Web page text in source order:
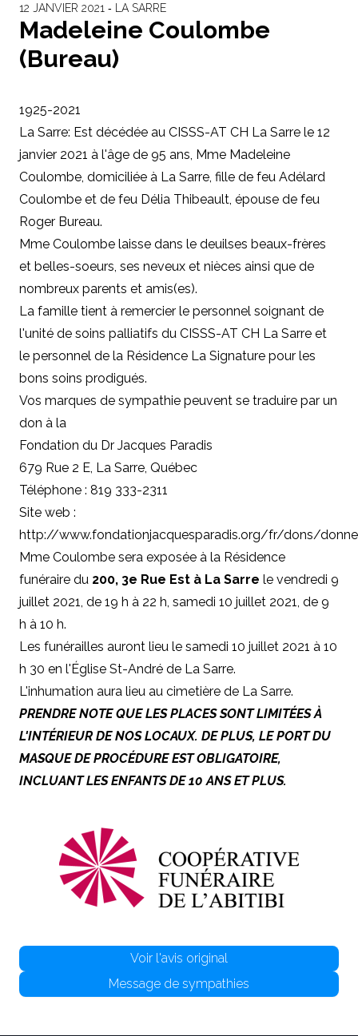
12 JANVIER 2021 ‐ LA SARRE
Madeleine Coulombe
(Bureau)
1925-2021
La Sarre: Est décédée au CISSS-AT CH La Sarre le 12
janvier 2021 à l'âge de 95 ans, Mme Madeleine
Coulombe, domiciliée à La Sarre, fille de feu Adélard
Coulombe et de feu Délia Thibeault, épouse de feu
Roger Bureau.
Mme Coulombe laisse dans le deuilses beaux-frères
et belles-soeurs, ses neveux et nièces ainsi que de
nombreux parents et amis(es).
La famille tient à remercier le personnel soignant de
l'unité de soins palliatifs du CISSS-AT CH La Sarre et
le personnel de la Résidence La Signature pour les
bons soins prodigués.
Vos marques de sympathie peuvent se traduire par un
don à la
Fondation du Dr Jacques Paradis
679 Rue 2 E, La Sarre, Québec
Téléphone : 819 333-2311
Site web :
http://www.fondationjacquesparadis.org/fr/dons/
Mme Coulombe sera exposée à la Résidence
funéraire du 200, 3e Rue Est à La Sarre le vendredi 9
juillet 2021, de 19 h à 22 h, samedi 10 juillet 2021, de 9
h à 10 h.
Les funérailles auront lieu le samedi 10 juillet 2021 à 10
h 30 en l'Église St-André de La Sarre.
L'inhumation aura lieu au cimetière de La Sarre.
PRENDRE NOTE QUE LES PLACES SONT LIMITÉES À
L'INTÉRIEUR DE NOS LOCAUX. DE PLUS, LE PORT DU
MASQUE DE PROCÉDURE EST OBLIGATOIRE,
INCLUANT LES ENFANTS DE 10 ANS ET PLUS.
Voir l'avis original
Message de sympathies